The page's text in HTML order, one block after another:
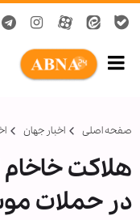
صفحه اصلی اخبار جهان
هلاکت
در حملات